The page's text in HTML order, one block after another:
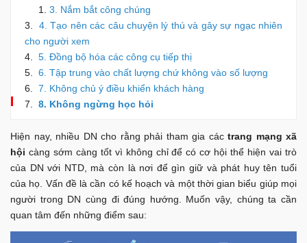
3. Nắm bắt công chúng
4. Tạo nên các câu chuyện lý thú và gây sự ngạc nhiên
cho người xem
5. Đồng bộ hóa các công cụ tiếp thị
6. Tập trung vào chất lượng chứ không vào số lượng
7. Không chủ ý điều khiển khách hàng
8. Không ngừng học hỏi
Hiện nay, nhiều DN cho rằng phải tham gia các trang mạng xã
hội càng sớm càng tốt vì không chỉ để có cơ hội thể hiện vai trò
của DN với NTD, mà còn là nơi để gìn giữ và phát huy tên tuổi
của họ. Vấn đề là cần có kế hoạch và một thời gian biểu giúp mọi
người trong DN cùng đi đúng hướng. Muốn vậy, chúng ta cần
quan tâm đến những điểm sau: